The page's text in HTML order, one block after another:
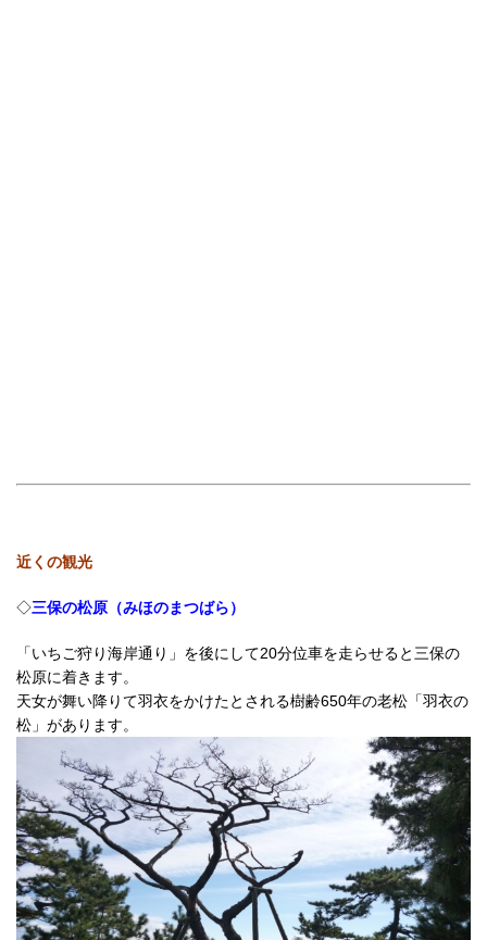
近くの観光
◇三保の松原（みほのまつばら）
「いちご狩り海岸通り」を後にして20分位車を走らせると三保の
松原に着きます。
天女が舞い降りて羽衣をかけたとされる樹齢650年の老松「羽衣の
松」があります。